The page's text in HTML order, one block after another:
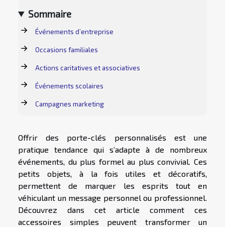
Sommaire
Événements d’entreprise
Occasions familiales
Actions caritatives et associatives
Événements scolaires
Campagnes marketing
Offrir des porte-clés personnalisés est une
pratique tendance qui s’adapte à de nombreux
événements, du plus formel au plus convivial. Ces
petits objets, à la fois utiles et décoratifs,
permettent de marquer les esprits tout en
véhiculant un message personnel ou professionnel.
Découvrez dans cet article comment ces
accessoires simples peuvent transformer un